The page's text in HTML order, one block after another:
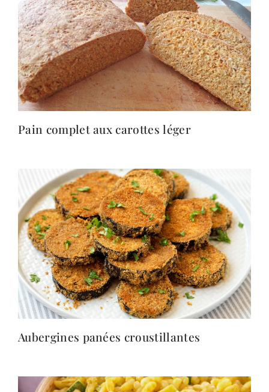
Pain complet aux carottes léger
Aubergines panées croustillantes